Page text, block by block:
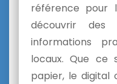
référence pour
découvrir des
informations
locaux. Que ce
papier, le digital